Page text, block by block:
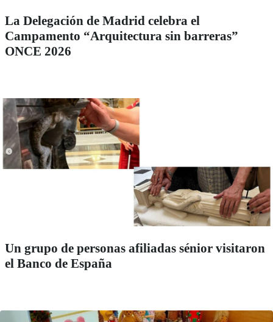
La Delegación de Madrid celebra el
Campamento “Arquitectura sin barreras”
ONCE 2026
Un grupo de personas afiliadas sénior visitaron
el Banco de España